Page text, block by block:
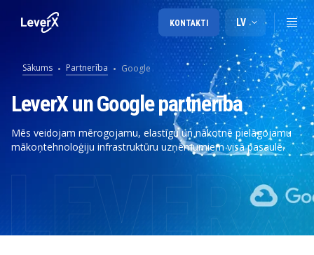
LV
KONTAKTI
Sākums Partnerība Google
LeverX un Google partnerība
Mēs veidojam mērogojamu, elastīgu un nākotnē pielāgojamu
mākoņtehnoloģiju infrastruktūru uzņēmumiem visā pasaulē.